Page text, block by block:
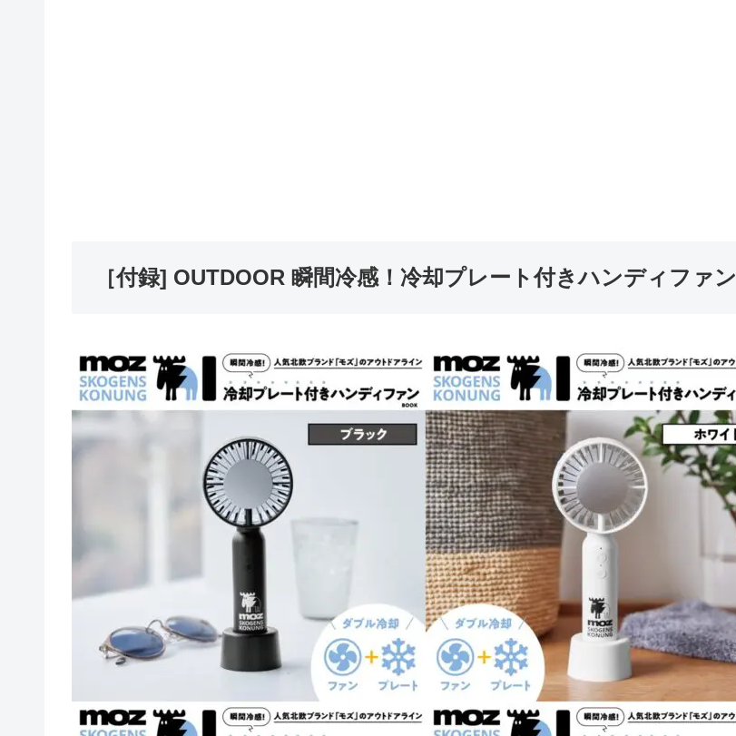
［付録] OUTDOOR 瞬間冷感！冷却プレート付きハンディファン